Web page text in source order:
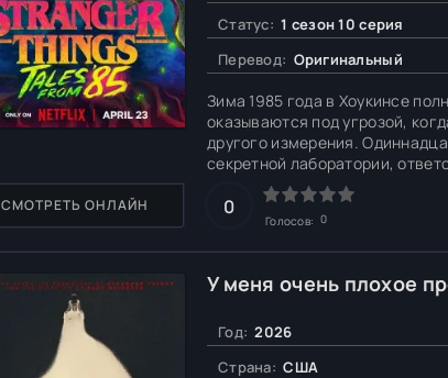
Статус: 1 сезон 10 серия
Перевод: Оригинальный
Зима 1985 года в Хоукинсе
оказываются под угрозой,
другого измерения.
секретной лаборатории,
друзьями она сражается с
реальности.
СМОТРЕТЬ ОНЛАЙН 0
Голосов: 0
У меня очень плохое
Год: 2026
Страна: США